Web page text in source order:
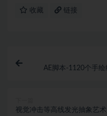
收藏 链接
AE脚本-1120个手绘
视觉冲击等高线发光抽象艺